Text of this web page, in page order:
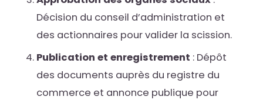
Décision du conseil d’administration et
des actionnaires pour valider la scission.
Publication et enregistrement : Dépôt
des documents auprès du registre du
commerce et annonce publique pour